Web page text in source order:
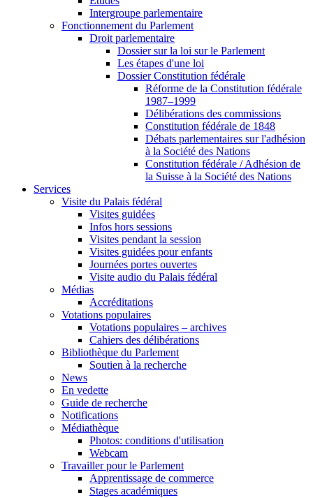
Intergroupe parlementaire
Fonctionnement du Parlement
Droit parlementaire
Dossier sur la loi sur le Parlement
Les étapes d'une loi
Dossier Constitution fédérale
Réforme de la Constitution fédérale
1987–1999
Délibérations des commissions
Constitution fédérale de 1848
Débats parlementaires sur l'adhésion
à la Société des Nations
Constitution fédérale / Adhésion de
la Suisse à la Société des Nations
Services
Visite du Palais fédéral
Visites guidées
Infos hors sessions
Visites pendant la session
Visites guidées pour enfants
Journées portes ouvertes
Visite audio du Palais fédéral
Médias
Accréditations
Votations populaires
Votations populaires – archives
Cahiers des délibérations
Bibliothèque du Parlement
Soutien à la recherche
News
En vedette
Guide de recherche
Notifications
Médiathèque
Photos: conditions d'utilisation
Webcam
Travailler pour le Parlement
Apprentissage de commerce
Stages académiques